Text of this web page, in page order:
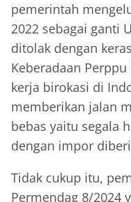
pemerintah
2022 sebagai ganti
ditolak dengan
Keberadaan
kerja birokasi di
memberikan jalan
bebas yaitu segala
dengan impor
Tidak cukup itu,
Permendag 8/2024